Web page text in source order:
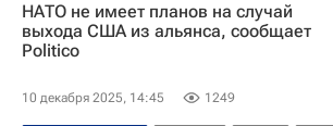
НАТО не имеет планов на случай
выхода США из альянса, сообщает
Politico
10 декабря 2025, 14:45 1249